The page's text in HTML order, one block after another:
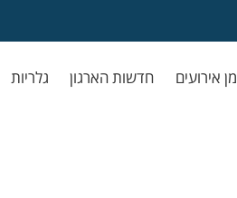
אירועים חדשות הארגון גלריות